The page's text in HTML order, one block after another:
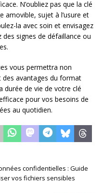
N’oubliez pas que la clé
amovible, sujet à l’usure et
la avec soin et envisagez
signes de défaillance ou
vous permettra non
avantages du format
durée de vie de votre clé
pour vos besoins de
au quotidien.
confidentielles : Guide
vos fichiers sensibles